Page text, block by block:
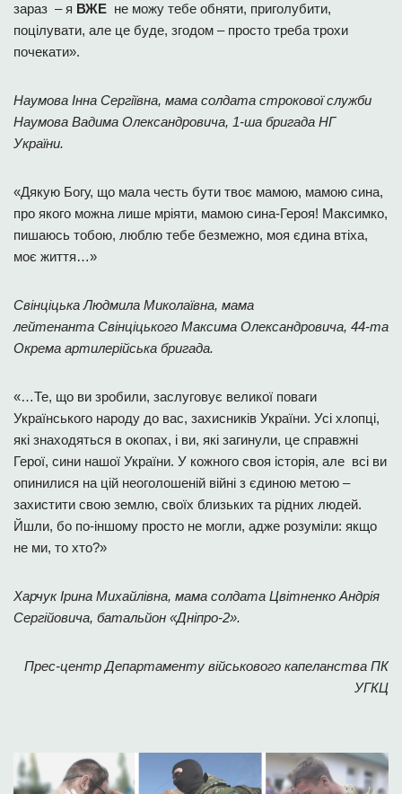
зараз – я ВЖЕ не можу тебе обняти, приголубити,
поцілувати, але це буде, згодом – просто треба трохи
почекати».
Наумова Інна Сергіївна, мама солдата строкової служби
Наумова Вадима Олександровича, 1-ша бригада НГ
України.
«Дякую Богу, що мала честь бути твоє мамою, мамою сина,
про якого можна лише мріяти, мамою сина-Героя! Максимко,
пишаюсь тобою, люблю тебе безмежно, моя єдина втіха,
моє життя…»
Свінціцька Людмила Миколаївна, мама
лейтенанта Свінціцького Максима Олександровича, 44-та
Окрема артилерійська бригада.
«…Те, що ви зробили, заслуговує великої поваги
Українського народу до вас, захисників України. Усі хлопці,
які знаходяться в окопах, і ви, які загинули, це справжні
Герої, сини нашої України. У кожного своя історія, але всі ви
опинилися на цій неоголошеній війні з єдиною метою –
захистити свою землю, своїх близьких та рідних людей.
Йшли, бо по-іншому просто не могли, адже розуміли: якщо
не ми, то хто?»
Харчук Ірина Михайлівна, мама солдата Цвітненко Андрія
Сергійовича, батальйон «Дніпро-2».
Прес-центр Департаменту військового капеланства ПК
УГКЦ